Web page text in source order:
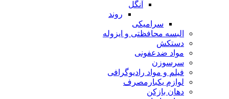
آنگل
روند
سرامیکی
البسه محافظتی و ایزوله
دستکش
مواد ضدعفونی
سرسوزن
فیلم و مواد رادیوگرافی
لوازم یکبارمصرف
دهان بازکن